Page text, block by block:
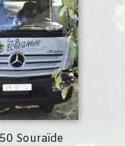
Souraïde